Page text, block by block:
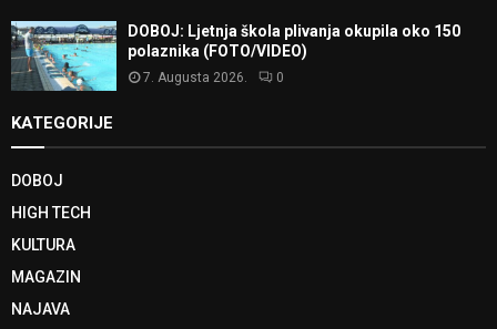
DOBOJ: Ljetnja škola plivanja okupila oko 150
polaznika (FOTO/VIDEO)
7. Augusta 2026. 0
KATEGORIJE
DOBOJ
HIGH TECH
KULTURA
MAGAZIN
NAJAVA